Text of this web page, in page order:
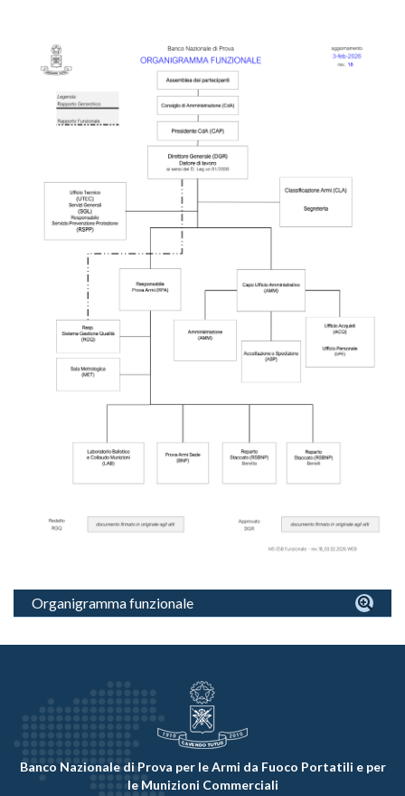
Organigramma funzionale
Banco Nazionale di Prova per le Armi da Fuoco Portatili e per
le Munizioni Commerciali